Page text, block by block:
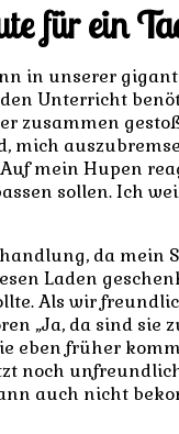
für ein
in unserer
Unterricht
zusammen
mich
mein Hupen
sollen. Ich
da mein
Laden
Als wir
„Ja, da sind sie
eben früher
noch
auch nicht